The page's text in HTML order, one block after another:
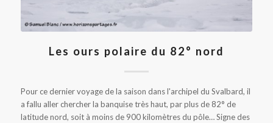
Les ours polaire du 82° nord
Pour ce dernier voyage de la saison dans l'archipel du Svalbard, il
a fallu aller chercher la banquise très haut, par plus de 82° de
latitude nord, soit à moins de 900 kilomètres du pôle… Signe des